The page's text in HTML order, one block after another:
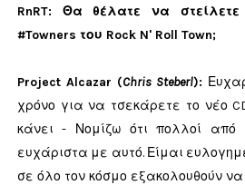
RnRT: Θα θέλατε να
#Towners του Rock N' Roll Town;
Project Alcazar (Chris Steberl):
χρόνο για να τσεκάρετε το νέο
κάνει - Νομίζω ότι πολλοί
ευχάριστα με αυτό. Είμαι
σε όλο τον κόσμο εξακολουθούν